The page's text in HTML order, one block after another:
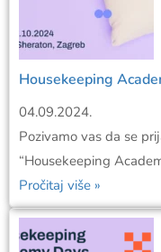
Housekeeping
04.09.2024.
Pozivamo vas da se
“Housekeeping
Pročitaj više »